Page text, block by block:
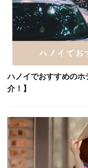
ハノイでおすすめの
介！】